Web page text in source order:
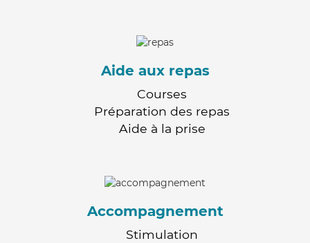
Aide aux repas
Courses
Préparation des repas
Aide à la prise
Accompagnement
Stimulation